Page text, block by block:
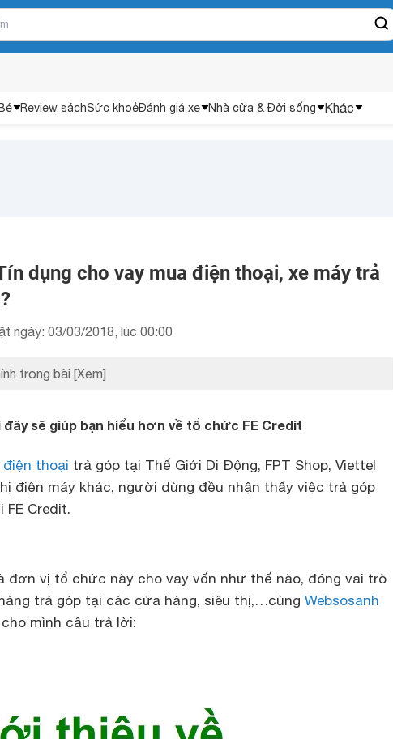
Review sáchSức khoẻĐánh giá xe Nhà cửa & Đời sống Khác
dụng cho vay mua điện thoại, xe máy trả
ngày: 03/03/2018, lúc 00:00
trong bài [Xem]
sẽ giúp bạn hiểu hơn về tổ chức FE Credit
điện thoại trả góp tại Thế Giới Di Động, FPT Shop, Viettel
điện máy khác, người dùng đều nhận thấy việc trả góp
FE Credit.
đơn vị tổ chức này cho vay vốn như thế nào, đóng vai trò
trả góp tại các cửa hàng, siêu thị,…cùng Websosanh
mình câu trả lời: